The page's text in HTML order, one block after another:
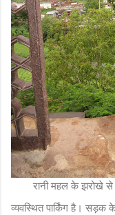
रानी महल के झरोखे से
व्यवस्थित पार्किंग है। सड़क